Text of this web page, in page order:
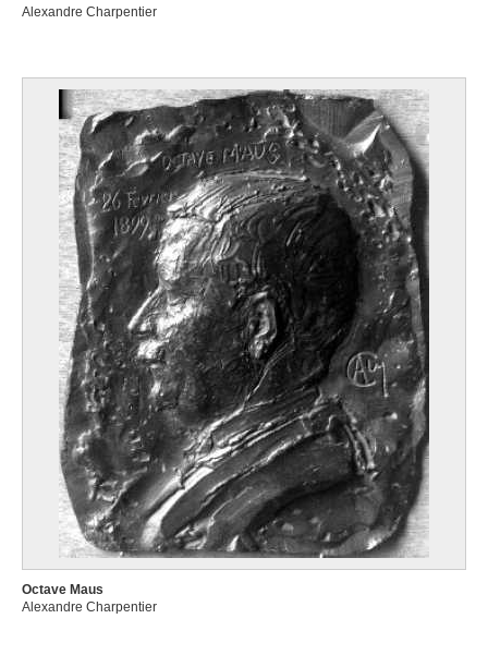
Alexandre Charpentier
Octave Maus
Alexandre Charpentier